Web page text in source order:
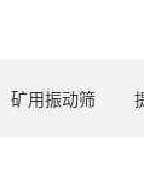
矿用振动筛